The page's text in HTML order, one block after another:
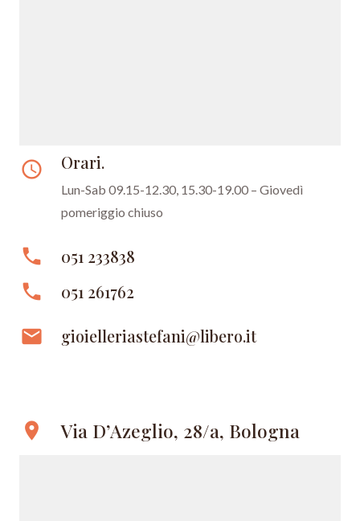
access_time Orari.
Lun-Sab 09.15-12.30, 15.30-19.00 – Giovedì
pomeriggio chiuso
phone 051 233838
phone 051 261762
email gioielleriastefani@libero.it
location_on Via D’Azeglio, 28/a, Bologna